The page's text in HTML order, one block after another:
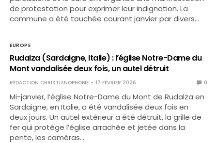
de protestation pour exprimer leur indignation. La
commune a été touchée courant janvier par divers…
EUROPE
Rudalza (Sardaigne, Italie) : l’église Notre-Dame du
Mont vandalisée deux fois, un autel détruit
RÉDACTION CHRISTIANOPHOBIE 17 FÉVRIER 2026 0
Mi-janvier, l’église Notre-Dame du Mont de Rudalza en
Sardaigne, en Italie, a été vandalisée deux fois en
deux jours. Un autel extérieur a été détruit, la grille de
fer qui protége l’église arrachée et jetée dans la
pente, les caméras…